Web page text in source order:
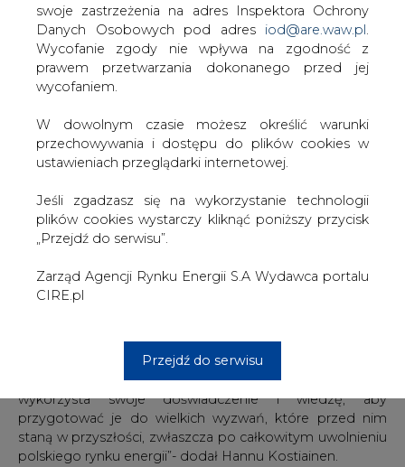
swoje zastrzeżenia na adres Inspektora Ochrony
Danych Osobowych pod adres iod@are.waw.pl
Wycofanie zgody nie wpływa na zgodność z
prawem przetwarzania dokonanego przed jej
wycofaniem.
W dowolnym czasie możesz określić warunki
przechowywania i dostępu do plików cookies w
ustawieniach przeglądarki internetowej.
Jeśli zgadzasz się na wykorzystanie technologii
plików cookies wystarczy kliknąć poniższy przycisk
„Przejdź do serwisu”.
Zarząd Agencji Rynku Energii S.A Wydawca portalu
CIRE.pl
Przejdź do serwisu
Jacek Dreżewski posiada 35-letnie doświadczenie w
sektorze energetycznym i 20-letnie doświadczenie w
zarządzaniu przedsiębiorstwami energetycznymi.
Ostatnio zarządzał Elektrociepłownią Nowa Sarzyna
należącą do Enron Corp. Był odpowiedzialny za budowę
przedsiębiorstwo wysokiej wydajności operacyjnej.
„Jacek Dreżewski ma bogate doświadczenie, również
energetycznego; posiada także szeroką wiedzę o
polskim rynku energetycznym”- powiedział Hannu
Kostiainen, przewodniczący Rady Nadzorczej
Vattenfall na Polskę. „ Od początku naszym celem było,
aby prezesem EW S.A. był Polak i bardzo się cieszymy,
„Nowy prezes będzie kontynuował proces
restrukturyzacji i zmian w przedsiębiorstwie i ufamy, że
wykorzysta swoje doświadczenie i wiedzę, aby
przygotować je do wielkich wyzwań, które przed nim
staną w przyszłości, zwłaszcza po całkowitym uwolnieniu
polskiego rynku energii”- dodał Hannu Kostiainen.